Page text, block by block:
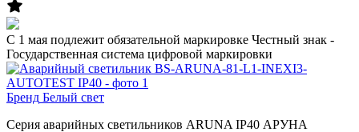
C 1 мая подлежит обязательной маркировке Честный знак -
Государственная система цифровой маркировки
Бренд Белый свет
Серия аварийных светильников ARUNA IP40 АРУНА